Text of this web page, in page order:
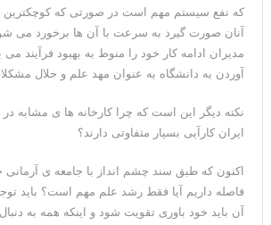
که نفع سیستم مهم است در صورتی که کوچکترین
آنان صورت گیرد به سرعت با آن ها برخورد می
مدیران ادامه کار خود را منوط به بهبود فرآیند
آوردن به دانشگاه به عنوان مهد علم و حلال
نکته دیگر این است که چرا کارخانه ها ی مشابه در
ایران کارآیی بسیار متفاوتی دارند؟
فاصله داریم آیا فقط رشد علم مهم است؟ باید
آن باید خود باوری تقویت شود و اینکه همه به دنبال